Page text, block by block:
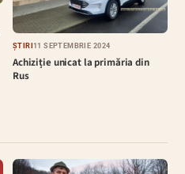
ȘTIRI11 SEPTEMBRIE 2024
Achiziție unicat la primăria din
Rus